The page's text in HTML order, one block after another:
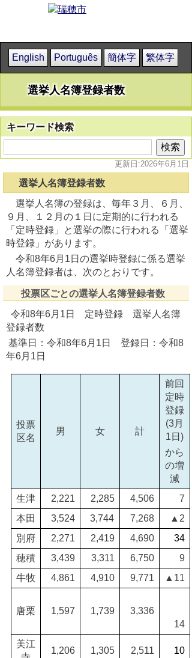
English Português 簡体字 繁体字
選挙人名簿登録者数
キーワード検索
更新日:2026年6月1日
選挙人名簿登録者数
選挙人名簿の登録は、毎年３月、６月、
９月、１２月の１日に定期的に行われる
「定時登録」と選挙の際に行われる「選挙
時登録」があります。
令和8年6月1日の選挙時登録に係る選挙
人名簿登録者は、次のとおりです。
投票区ごとの選挙人名簿登録者数
令和8年6月1日 定時登録 選挙人名簿
登録者数
基準日：令和8年6月1日 登録日：令和8
年6月1日
投票
区名
男 女 計
前回
定時
登録
(3月
1日 )
から
の増
減
生津
2,221 2,285 4,506
7
本田
3,524 3,744 7,268
▲2
別府
2,271 2,419 4,690
34
穂積
3,439 3,311 6,750
9
牛牧
4,861 4,910 9,771 ▲11
唐栗 1,597 1,739
3,336
14
美江
1,206 1,305 2,511 10